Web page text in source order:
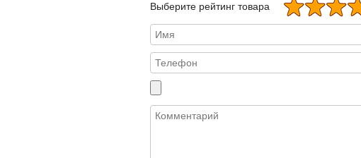
Выберите рейтинг товара